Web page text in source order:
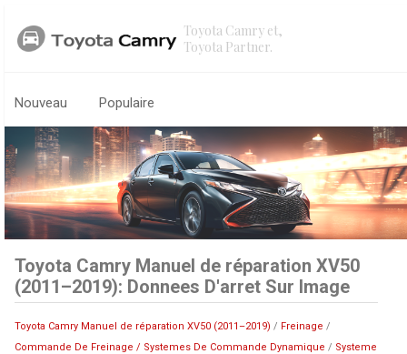
Toyota Camry et,
Toyota Partner.
Nouveau Populaire
Toyota Camry Manuel de réparation XV50
(2011–2019): Donnees D'arret Sur Image
Toyota Camry Manuel de réparation XV50 (2011–2019) / Freinage /
Commande De Freinage / Systemes De Commande Dynamique / Systeme